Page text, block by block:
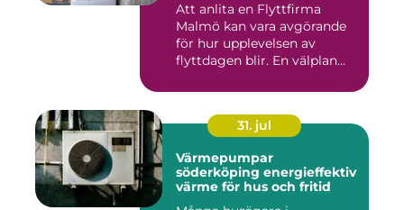
Att anlita en Flyttfirma
Malmö kan vara avgörande
för hur upplevelsen av
flyttdagen blir. En välplan...
31. jul
Värmepumpar
söderköping energieffektiv
värme för hus och fritid